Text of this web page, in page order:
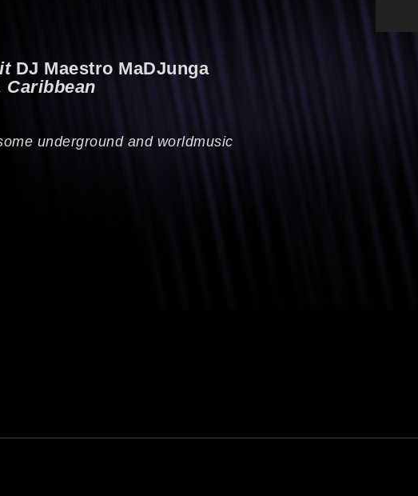
DJ Maestro MaDJunga
Caribbean
underground and worldmusic